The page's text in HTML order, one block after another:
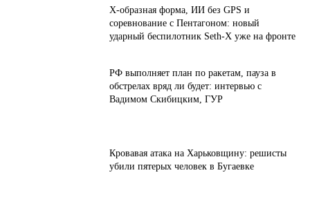
Х-образная форма, ИИ без GPS и
соревнование с Пентагоном: новый
ударный беспилотник Seth-X уже на фронте
РФ выполняет план по ракетам, пауза в
обстрелах вряд ли будет: интервью с
Вадимом Скибицким, ГУР
Кровавая атака на Харьковщину: решисты
убили пятерых человек в Бугаевке